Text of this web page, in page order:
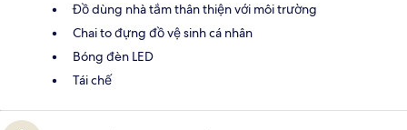
Đồ dùng nhà tắm thân thiện với môi trường
Chai to đựng đồ vệ sinh cá nhân
Bóng đèn LED
Tái chế